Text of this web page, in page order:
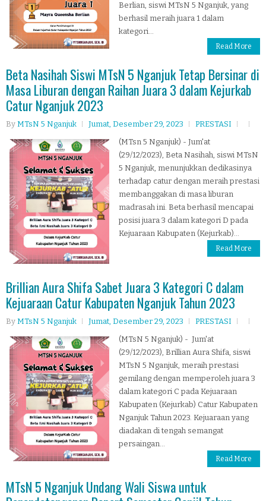
Berlian, siswi MTsN 5 Nganjuk, yang
berhasil meraih juara 1 dalam
kategori...
Read More
Beta Nasihah Siswi MTsN 5 Nganjuk Tetap Bersinar di
Masa Liburan dengan Raihan Juara 3 dalam Kejurkab
Catur Nganjuk 2023
By MTsN 5 Nganjuk Jumat, Desember 29, 2023
PRESTASI
(MTsn 5 Nganjuk) - Jum'at
(29/12/2023), Beta Nasihah, siswi MTsN
5 Nganjuk, menunjukkan dedikasinya
terhadap catur dengan meraih prestasi
membanggakan di masa liburan
madrasah ini. Beta berhasil mencapai
posisi juara 3 dalam kategori D pada
Kejuaraan Kabupaten (Kejurkab)...
Read More
Brillian Aura Shifa Sabet Juara 3 Kategori C dalam
Kejuaraan Catur Kabupaten Nganjuk Tahun 2023
By MTsN 5 Nganjuk Jumat, Desember 29, 2023
PRESTASI
(MTsN 5 Nganjuk) - Jum'at
(29/12/2023), Brillian Aura Shifa, siswi
MTsN 5 Nganjuk, meraih prestasi
gemilang dengan memperoleh juara 3
dalam kategori C pada Kejuaraan
Kabupaten (Kejurkab) Catur Kabupaten
Nganjuk Tahun 2023. Kejuaraan yang
diadakan di tengah semangat
persaingan...
Read More
MTsN 5 Nganjuk Undang Wali Siswa untuk